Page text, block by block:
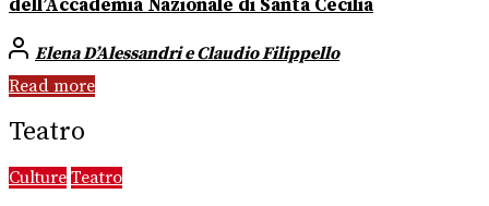
dell’Accademia Nazionale di Santa Cecilia
Elena D’Alessandri e Claudio Filippello
Read more
Teatro
Culture Teatro